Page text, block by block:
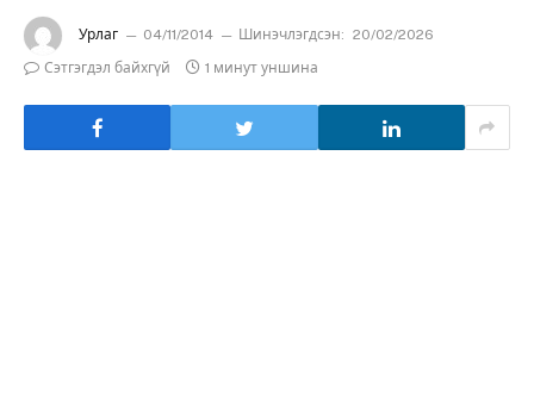
Урлаг 04/11/2014 Шинэчлэгдсэн: 20/02/2026
Сэтгэгдэл байхгүй
1 минут уншина